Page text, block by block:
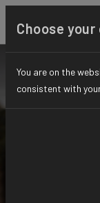
Unsere
Choose
You are on the
consistent with